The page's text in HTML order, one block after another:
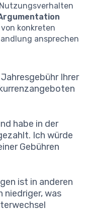
konkreten
ansprechen
Ihrer
habe in der
Ich würde
Gebühren
ist in anderen
was